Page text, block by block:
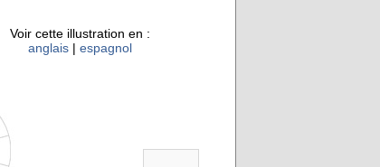
Voir cette illustration en :
anglais | espagnol